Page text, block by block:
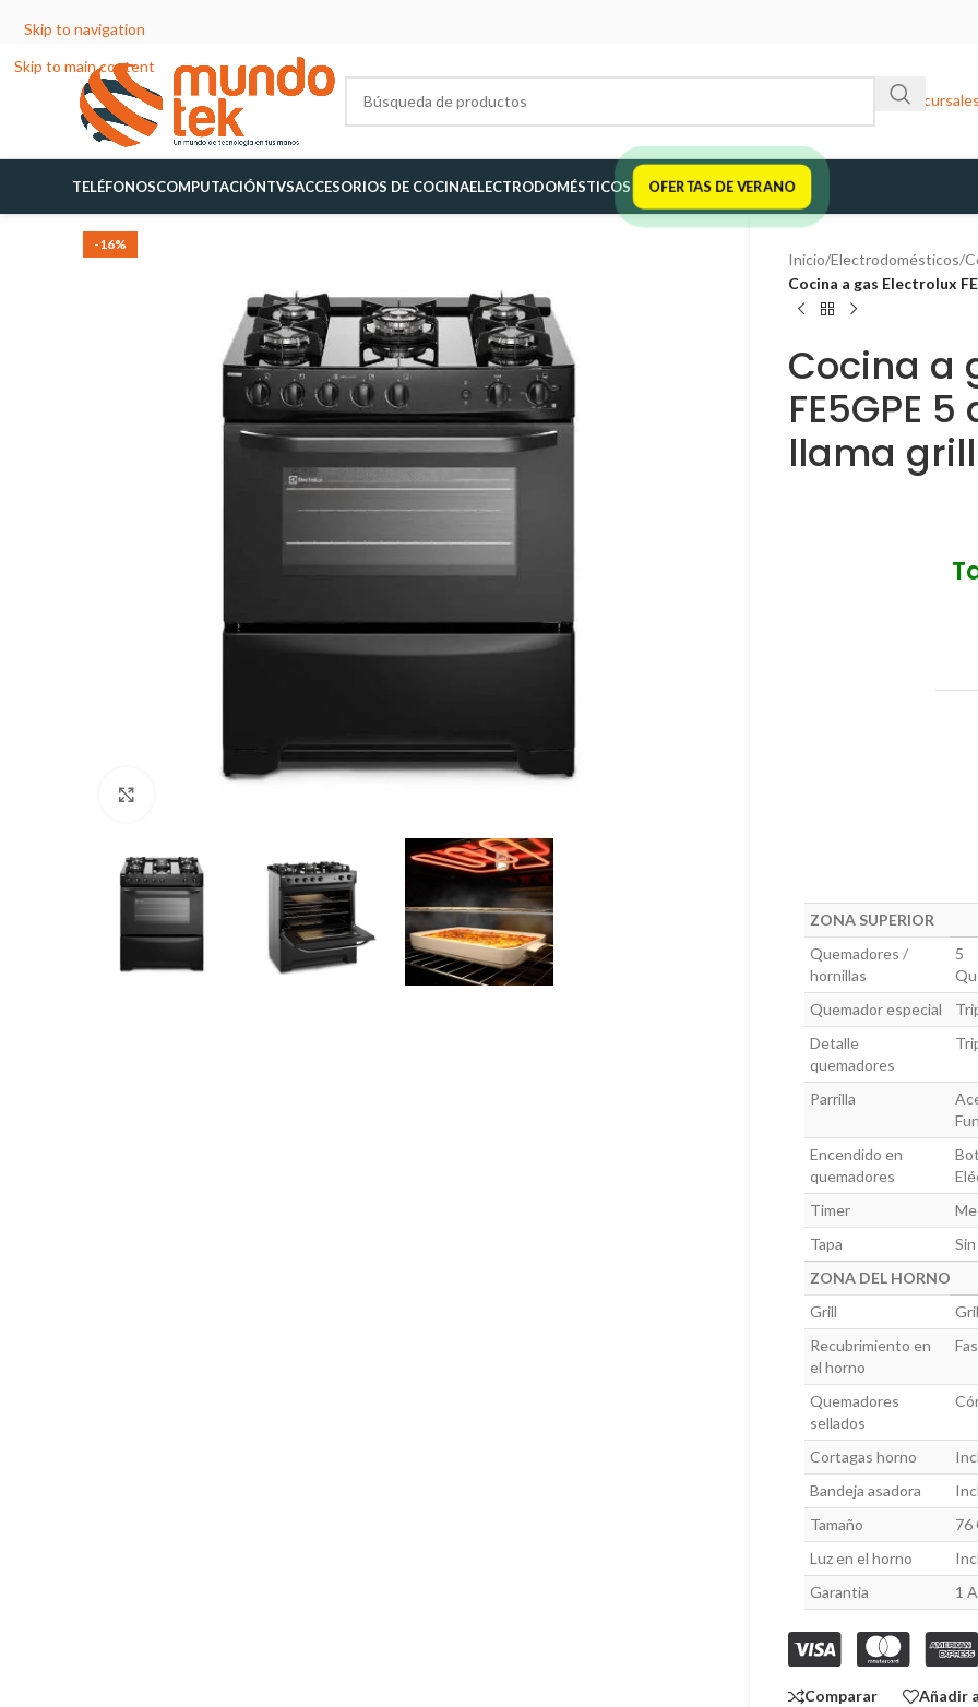
Skip to navigation
Skip to main content
Sucursales
TELÉFONOSCOMPUTACIÓNTVSACCESORIOS DE COCINAELECTRODOMÉSTICOS OFERTAS DE VERANO
-16%
Inicio/Electrodomésticos/
Cocina a gas Electrolux
Cocina a
FE5GPE
llama
ZONA SUPERIOR
Quemadores /
hornillas
5
Quemador especial
Detalle
quemadores
Parrilla
Encendido en
quemadores
Timer
Tapa
ZONA DEL HORNO
Grill
Recubrimiento en
el horno
Quemadores
sellados
Cortagas horno
Bandeja asadora
Tamaño
76
Luz en el horno
Garantia
1
Comparar Añadir